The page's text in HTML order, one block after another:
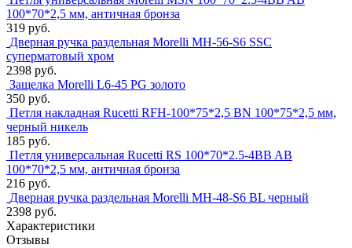
100*70*2,5 мм, античная бронза
319 руб.
Дверная ручка раздельная Morelli MH-56-S6 SSC
суперматовый хром
2398 руб.
Защелка Morelli L6-45 PG золото
350 руб.
Петля накладная Rucetti RFH-100*75*2,5 BN 100*75*2,5 мм,
черный никель
185 руб.
Петля универсальная Rucetti RS 100*70*2.5-4BB AB
100*70*2,5 мм, античная бронза
216 руб.
Дверная ручка раздельная Morelli MH-48-S6 BL черный
2398 руб.
Характеристики
Отзывы